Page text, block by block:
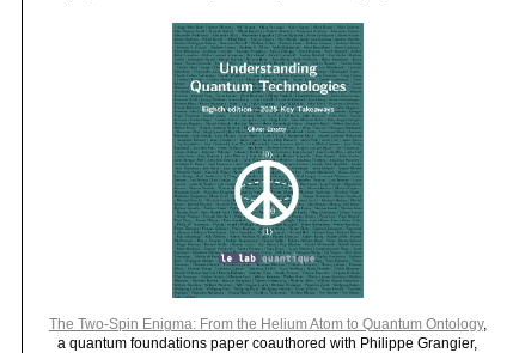
The Two-Spin Enigma: From the Helium Atom to Quantum Ontology,
a quantum foundations paper coauthored with Philippe Grangier,